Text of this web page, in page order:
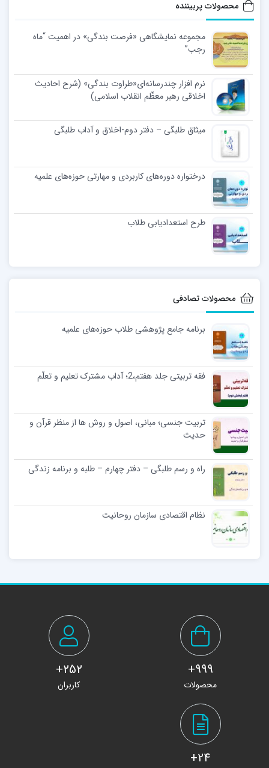
محصولات پربیننده
مجموعه نمایشگاهی «فرصت بندگی» در اهمیت “ماه
رجب”
نرم افزار چندرسانه‌ای«طراوت بندگی» (شرح احادیث
اخلاقی رهبر معظّم انقلاب اسلامی)
میثاق طلبگی – دفتر دوم-اخلاق و آداب طلبگی
درختواره دوره‌های کاربردی و مهارتی حوزه‌های علمیه
طرح استعدادیابی طلاب
محصولات تصادفی
برنامه جامع پژوهشی طلاب حوزه‌های علمیه
فقه تربیتی جلد هفتم،2؛ آداب مشترک تعلیم و تعلّم
تربیت جنسی؛ مبانی، اصول و روش ها از منظر قرآن و
حدیث
راه و رسم طلبگی – دفتر چهارم – طلبه و برنامه زندگی
نظام اقتصادی سازمان روحانیت
999+
محصولات
252+
کاربران
24+